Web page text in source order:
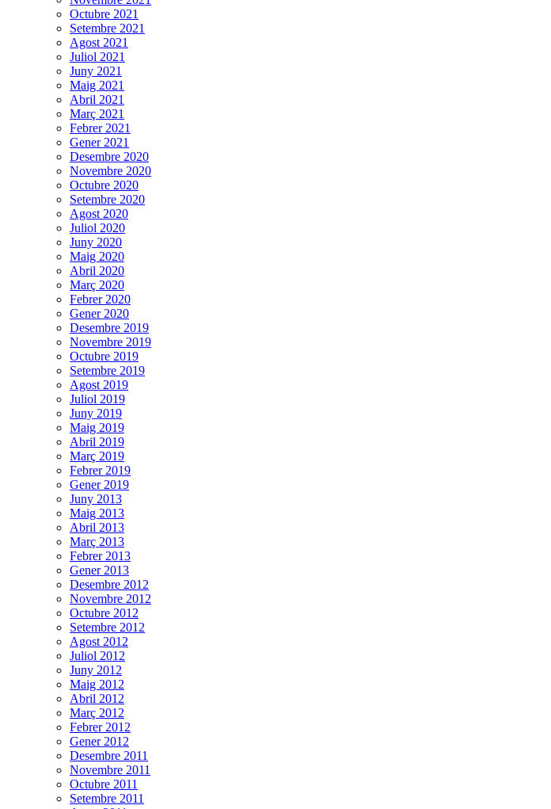
Octubre 2021
Setembre 2021
Agost 2021
Juliol 2021
Juny 2021
Maig 2021
Abril 2021
Març 2021
Febrer 2021
Gener 2021
Desembre 2020
Novembre 2020
Octubre 2020
Setembre 2020
Agost 2020
Juliol 2020
Juny 2020
Maig 2020
Abril 2020
Març 2020
Febrer 2020
Gener 2020
Desembre 2019
Novembre 2019
Octubre 2019
Setembre 2019
Agost 2019
Juliol 2019
Juny 2019
Maig 2019
Abril 2019
Març 2019
Febrer 2019
Gener 2019
Juny 2013
Maig 2013
Abril 2013
Març 2013
Febrer 2013
Gener 2013
Desembre 2012
Novembre 2012
Octubre 2012
Setembre 2012
Agost 2012
Juliol 2012
Juny 2012
Maig 2012
Abril 2012
Març 2012
Febrer 2012
Gener 2012
Desembre 2011
Novembre 2011
Octubre 2011
Setembre 2011